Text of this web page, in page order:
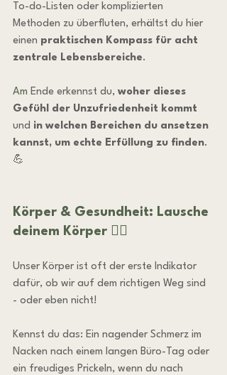
To-do-Listen oder komplizierten
Methoden zu überfluten, erhältst du hier
einen praktischen Kompass für acht
zentrale Lebensbereiche.
Am Ende erkennst du, woher dieses
Gefühl der Unzufriedenheit kommt
und in welchen Bereichen du ansetzen
kannst, um echte Erfüllung zu finden.
💪
Körper & Gesundheit: Lausche
deinem Körper 🤸‍♀️
Unser Körper ist oft der erste Indikator
dafür, ob wir auf dem richtigen Weg sind
- oder eben nicht!
Kennst du das: Ein nagender Schmerz im
Nacken nach einem langen Büro-Tag oder
ein freudiges Prickeln, wenn du nach